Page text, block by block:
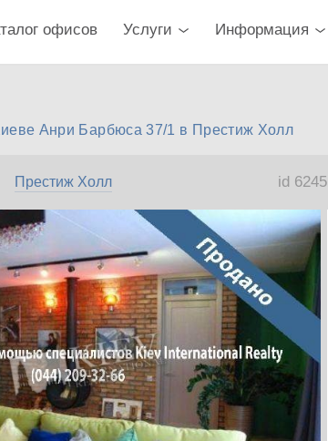
офисов Услуги Информация
Анри Барбюса 37/1 в Престиж Холл
Престиж Холл id 6245